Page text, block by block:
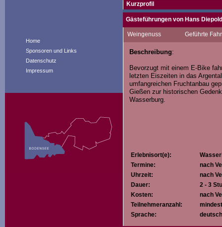
Home
Sponsoren und Links
Datenschutz
Impressum
Kurzprofil
Auf meinen angebotenen
- die Naturvielfalt und
- die Historie (Burgen, Schlösser,
begeistern.
Gästeführungen von Hans Diepold
Weingenuss Geführte
Beschreibung:
Bevorzugt mit einem E-Bike
letzten Eiszeiten in das
umfangreichen Fruchtanbau
Gießen zur historischen
Wasserburg.
Erlebnisort(e):
Termine:
nach
Uhrzeit:
nach
Dauer:
2 - 3
Kosten:
nach
Teilnehmeranzahl:
Sprache: